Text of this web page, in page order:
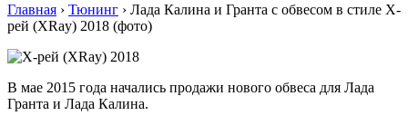
Главная › Тюнинг › Лада Калина и Гранта с обвесом в стиле Х-
рей (XRay) 2018 (фото)
В мае 2015 года начались продажи нового обвеса для Лада
Гранта и Лада Калина.